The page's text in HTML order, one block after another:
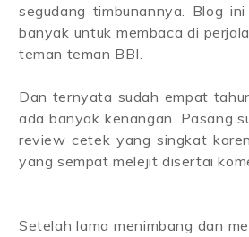
segudang timbunannya. Blog
banyak untuk membaca di
teman teman BBI.
Dan ternyata sudah empat
ada banyak kenangan. Pasang
review cetek yang singkat
yang sempat melejit disertai
Setelah lama menimbang dan